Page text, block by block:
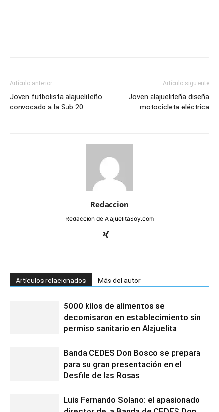
Artículo anterior
Joven futbolista alajueliteño
convocado a la Sub 20
Artículo siguiente
Joven alajueliteña diseña
motocicleta eléctrica
Redaccion
Redaccion de AlajuelitaSoy.com
Artículos relacionados Más del autor
5000 kilos de alimentos se
decomisaron en establecimiento sin
permiso sanitario en Alajuelita
Banda CEDES Don Bosco se prepara
para su gran presentación en el
Desfile de las Rosas
Luis Fernando Solano: el apasionado